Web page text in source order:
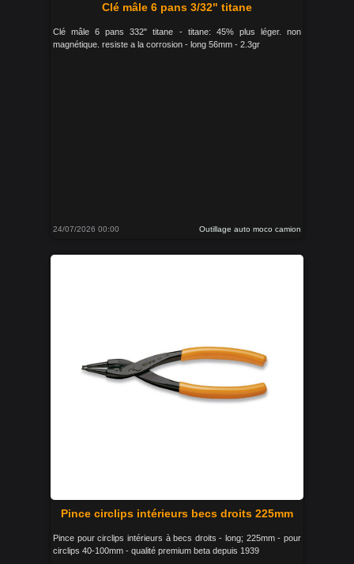
Clé mâle 6 pans 3/32" titane
Clé mâle 6 pans 332" titane - titane: 45% plus léger. non
magnétique. resiste a la corrosion - long 56mm - 2.3gr
24/07/2026 00:00 Outillage auto moco camion
Pince circlips intérieurs becs droits 225mm
Pince pour circlips intérieurs à becs droits - long; 225mm - pour
circlips 40-100mm - qualité premium beta depuis 1939